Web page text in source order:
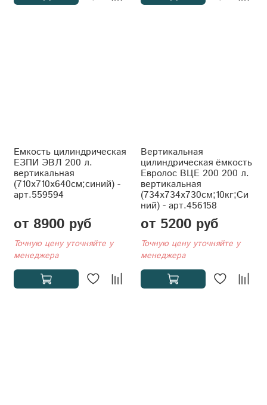
Емкость цилиндрическая
ЕЗПИ ЭВЛ 200 л.
вертикальная
(710x710x640см;синий) -
арт.559594
от 8900 руб
Точную цену уточняйте у
менеджера
Вертикальная
цилиндрическая ёмкость
Евролос ВЦЕ 200 200 л.
вертикальная
(734x734x730см;10кг;Си
ний) - арт.456158
от 5200 руб
Точную цену уточняйте у
менеджера